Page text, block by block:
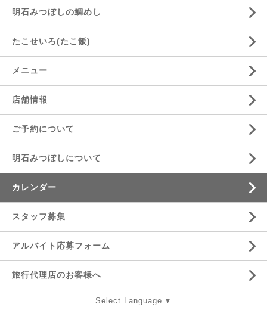
明石みつぼしの鯛めし
たこせいろ(たこ飯)
メニュー
店舗情報
ご予約について
明石みつぼしについて
カレンダー
スタッフ募集
アルバイト応募フォーム
旅行代理店のお客様へ
Select Language ▼